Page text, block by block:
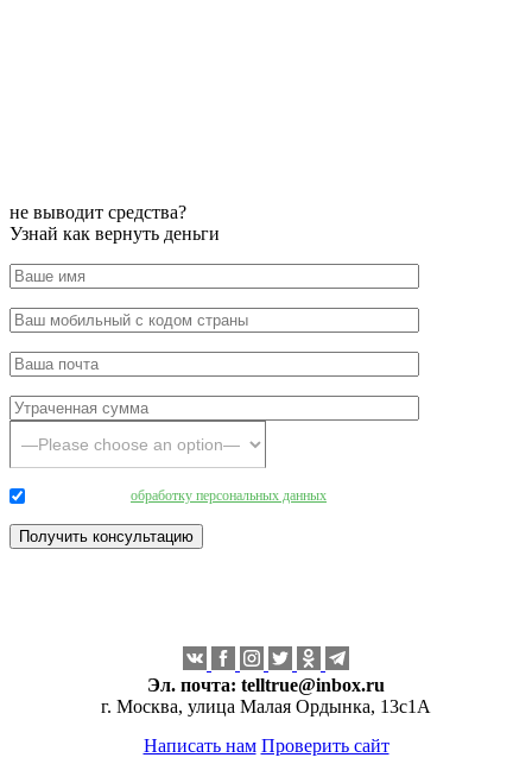
не выводит средства?
Узнай как вернуть деньги
обработку персональных данных
Эл. почта: telltrue@inbox.ru
г. Москва, улица Малая Ордынка, 13с1А
Написать нам Проверить сайт